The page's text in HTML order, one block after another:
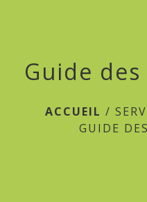
Guide
ACCUEIL /
GUIDE